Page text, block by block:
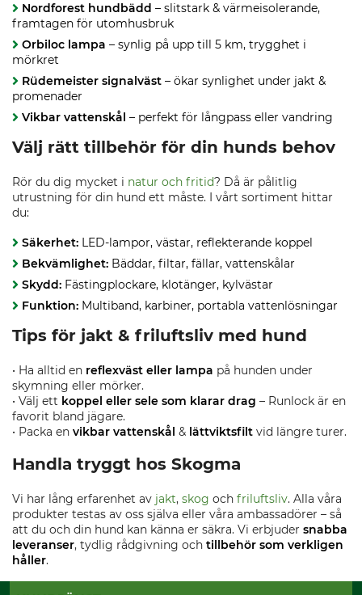
Nordforest hundbädd – slitstark & värmeisolerande,
framtagen för utomhusbruk
Orbiloc lampa – synlig på upp till 5 km, trygghet i
mörkret
Rüdemeister signalväst – ökar synlighet under jakt &
promenader
Vikbar vattenskål – perfekt för långpass eller vandring
Välj rätt tillbehör för din hunds behov
Rör du dig mycket i natur och fritid? Då är pålitlig
utrustning för din hund ett måste. I vårt sortiment hittar
du:
Säkerhet: LED-lampor, västar, reflekterande koppel
Bekvämlighet: Bäddar, filtar, fällar, vattenskålar
Skydd: Fästingplockare, klotänger, kylvästar
Funktion: Multiband, karbiner, portabla vattenlösningar
Tips för jakt & friluftsliv med hund
• Ha alltid en reflexväst eller lampa på hunden under
skymning eller mörker.
• Välj ett koppel eller sele som klarar drag – Runlock är en
favorit bland jägare.
• Packa en vikbar vattenskål & lättviktsfilt vid längre turer.
Handla tryggt hos Skogma
Vi har lång erfarenhet av jakt, skog och friluftsliv. Alla våra
produkter testas av oss själva eller våra ambassadörer – så
att du och din hund kan känna er säkra. Vi erbjuder snabba
leveranser, tydlig rådgivning och tillbehör som verkligen
håller.